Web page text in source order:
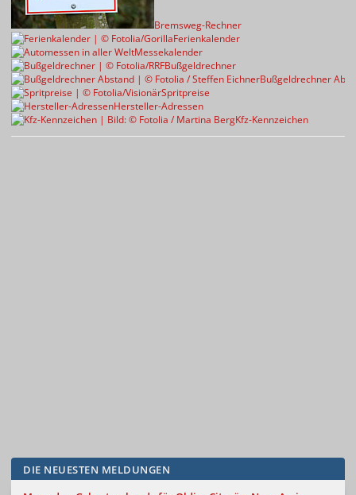
Bremsweg-Rechner
Ferienkalender
Messekalender
Bußgeldrechner
Bußgeldrechner
Spritpreise
Hersteller-Adressen
Kfz-Kennzeichen
DIE NEUESTEN MELDUNGEN